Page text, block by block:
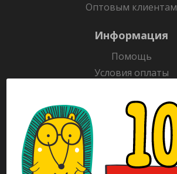
Оптовым клиентам
Информация
Помощь
Условия оплаты
Гарантия на товар
Раскраски
Рекламодателям
Каталог